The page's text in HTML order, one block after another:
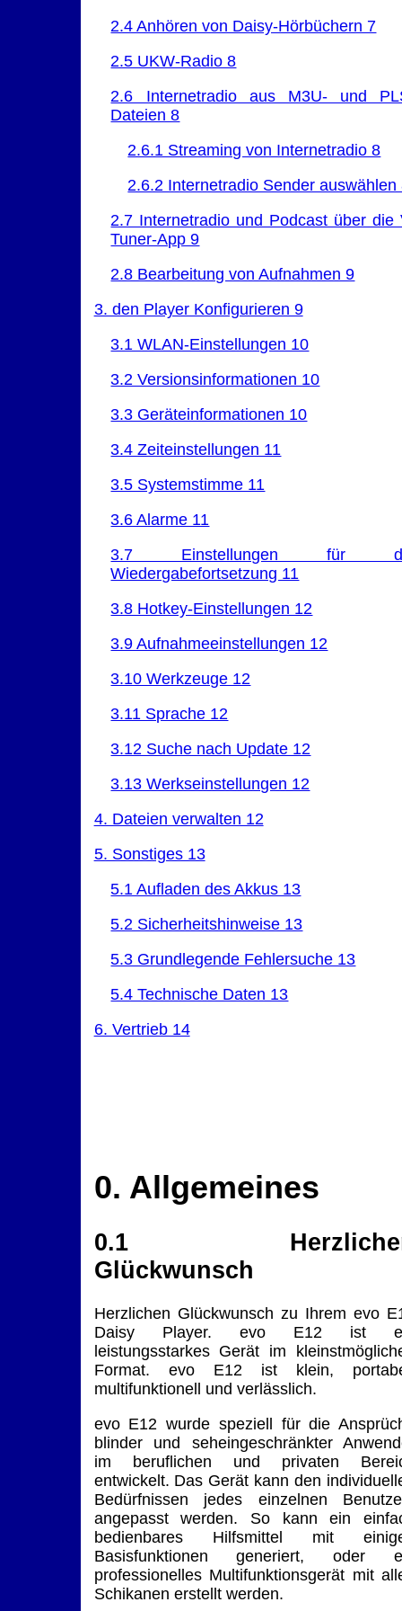
2.4 Anhören von Daisy-Hörbüchern 7
2.5 UKW-Radio 8
2.6 Internetradio aus M3U- und
Dateien 8
2.6.1 Streaming von Internetradio 8
2.6.2 Internetradio Sender auswählen
2.7 Internetradio und Podcast über die
Tuner-App 9
2.8 Bearbeitung von Aufnahmen 9
3. den Player Konfigurieren 9
3.1 WLAN-Einstellungen 10
3.2 Versionsinformationen 10
3.3 Geräteinformationen 10
3.4 Zeiteinstellungen 11
3.5 Systemstimme 11
3.6 Alarme 11
3.7 Einstellungen für
Wiedergabefortsetzung 11
3.8 Hotkey-Einstellungen 12
3.9 Aufnahmeeinstellungen 12
3.10 Werkzeuge 12
3.11 Sprache 12
3.12 Suche nach Update 12
3.13 Werkseinstellungen 12
4. Dateien verwalten 12
5. Sonstiges 13
5.1 Aufladen des Akkus 13
5.2 Sicherheitshinweise 13
5.3 Grundlegende Fehlersuche 13
5.4 Technische Daten 13
6. Vertrieb 14
0. Allgemeines
0.1
Glückwunsch
Herzlichen Glückwunsch zu Ihrem evo
Daisy Player. evo E12 ist
leistungsstarkes Gerät im
Format. evo E12 ist klein,
multifunktionell und verlässlich.
evo E12 wurde speziell für die
blinder und seheingeschränkter
im beruflichen und privaten
entwickelt. Das Gerät kann den
Bedürfnissen jedes einzelnen
angepasst werden. So kann ein
bedienbares Hilfsmittel mit
Basisfunktionen generiert, oder
professionelles Multifunktionsgerät mit
Schikanen erstellt werden.